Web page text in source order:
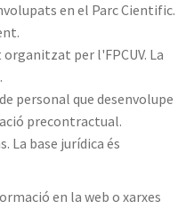
en el Parc Cientific.
per l'FPCUV. La
personal que desenvolupe
precontractual.
La base jurídica és
en la web o xarxes